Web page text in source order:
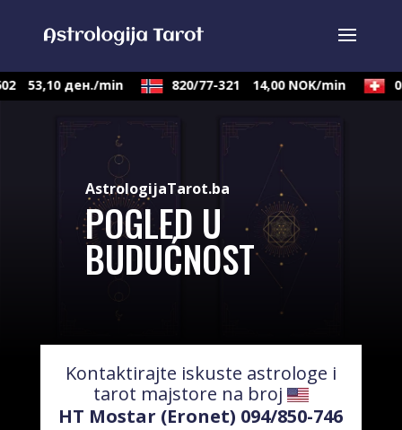
53,10 ден./min 820/77-321 14,00 NOK/min
AstrologijaTarot.ba
POGLED U
BUDUĆNOST
Kontaktirajte iskuste astrologe i
tarot majstore na broj
HT Mostar (Eronet) 094/850-746